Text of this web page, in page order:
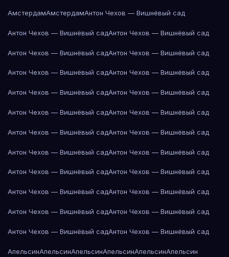
АмстердамАмстердамАнтон Чехов — Вишнёвый сад
Антон Чехов — Вишнёвый садАнтон Чехов — Вишнёвый сад
Антон Чехов — Вишнёвый садАнтон Чехов — Вишнёвый сад
Антон Чехов — Вишнёвый садАнтон Чехов — Вишнёвый сад
Антон Чехов — Вишнёвый садАнтон Чехов — Вишнёвый сад
Антон Чехов — Вишнёвый садАнтон Чехов — Вишнёвый сад
Антон Чехов — Вишнёвый садАнтон Чехов — Вишнёвый сад
Антон Чехов — Вишнёвый садАнтон Чехов — Вишнёвый сад
Антон Чехов — Вишнёвый садАнтон Чехов — Вишнёвый сад
Антон Чехов — Вишнёвый садАнтон Чехов — Вишнёвый сад
Антон Чехов — Вишнёвый садАнтон Чехов — Вишнёвый сад
Антон Чехов — Вишнёвый садАнтон Чехов — Вишнёвый сад
АпельсинАпельсинАпельсинАпельсинАпельсинАпельсин